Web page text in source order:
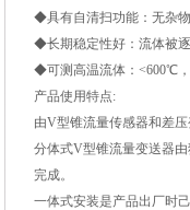
◆具有自清扫功能：无杂
◆长期稳定性好：流体被
◆可测高温流体：<600℃
产品使用特点:
由V型锥流量传感器和差
分体式V型锥流量变送器
完成。
一体式安装是产品出厂时